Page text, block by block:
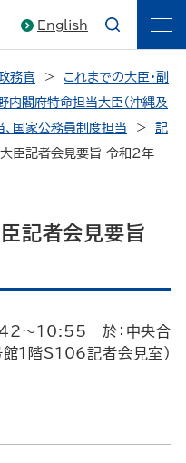
English
務官
これまでの大臣・副
内閣府特命担当大臣（沖縄及
、国家公務員制度担当
記
臣記者会見要旨 令和2年
記者会見要旨
～10:55 於：中央合
館1階S106記者会見室）